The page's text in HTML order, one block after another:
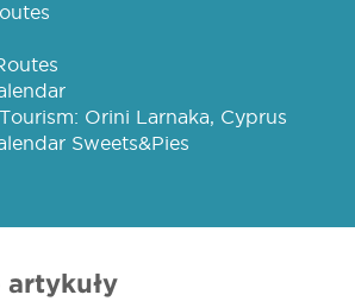
Orini Larnaka, Cyprus
Sweets&Pies
artykuły